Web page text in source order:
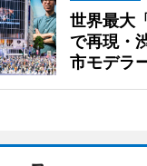
世界最大
で再現・
市モデラ